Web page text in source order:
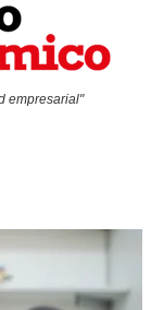
empresarial"